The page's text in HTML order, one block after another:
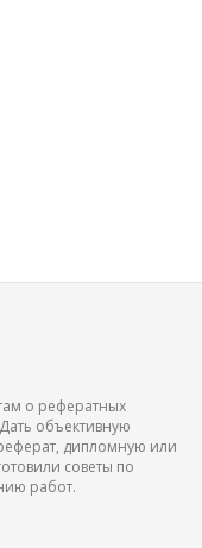
о рефератных
объективную
реферат, дипломную или
советы по
работ.